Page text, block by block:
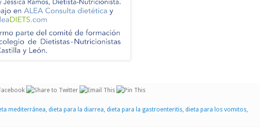
mediterránea, dieta para la diarrea, dieta para la gastroenteritis, dieta para los vomitos,